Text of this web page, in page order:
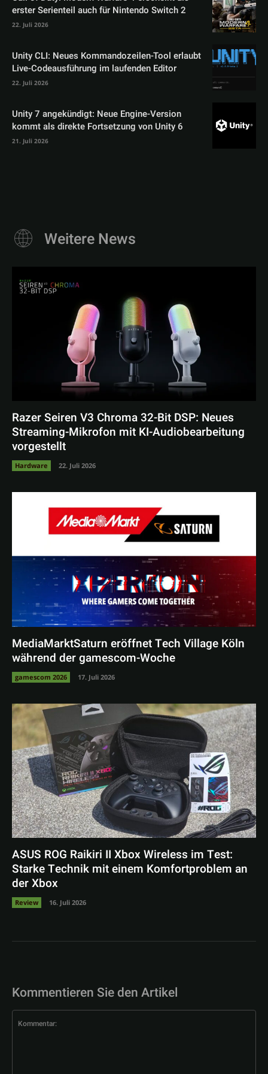
erster Serienteil auch für Nintendo Switch 2
22. Juli 2026
Unity CLI: Neues Kommandozeilen-Tool erlaubt
Live-Codeausführung im laufenden Editor
22. Juli 2026
Unity 7 angekündigt: Neue Engine-Version
kommt als direkte Fortsetzung von Unity 6
21. Juli 2026
Weitere News
Razer Seiren V3 Chroma 32-Bit DSP: Neues
Streaming-Mikrofon mit KI-Audiobearbeitung
vorgestellt
Hardware 22. Juli 2026
MediaMarktSaturn eröffnet Tech Village Köln
während der gamescom-Woche
gamescom 2026 17. Juli 2026
ASUS ROG Raikiri II Xbox Wireless im Test:
Starke Technik mit einem Komfortproblem an
der Xbox
Review 16. Juli 2026
Kommentieren Sie den Artikel